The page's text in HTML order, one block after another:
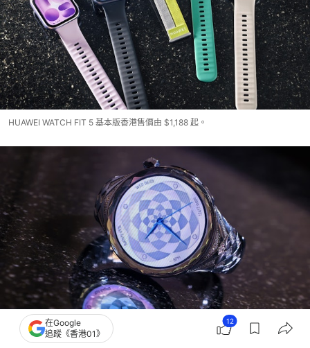
HUAWEI WATCH FIT 5 基本版香港售價由 $1,188 起。
在Google
追蹤《香港01》
12